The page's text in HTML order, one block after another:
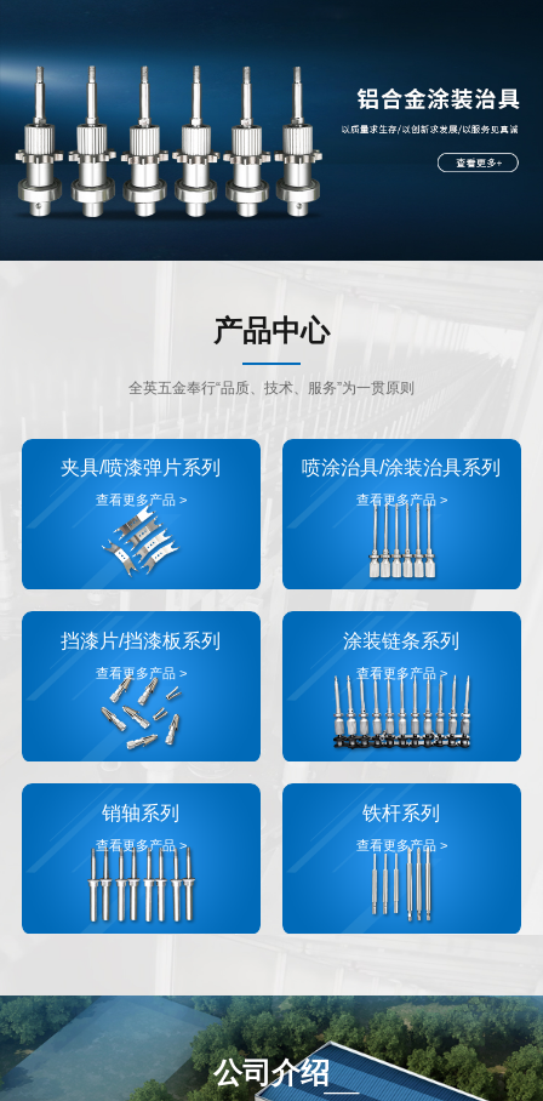
产品中心
全英五金奉行“品质、技术、服务”为一贯原则
夹具/喷漆弹片系列
查看更多产品 >
喷涂治具/涂装治具系列
查看更多产品 >
挡漆片/挡漆板系列
查看更多产品 >
涂装链条系列
查看更多产品 >
销轴系列
查看更多产品 >
铁杆系列
查看更多产品 >
公司介绍